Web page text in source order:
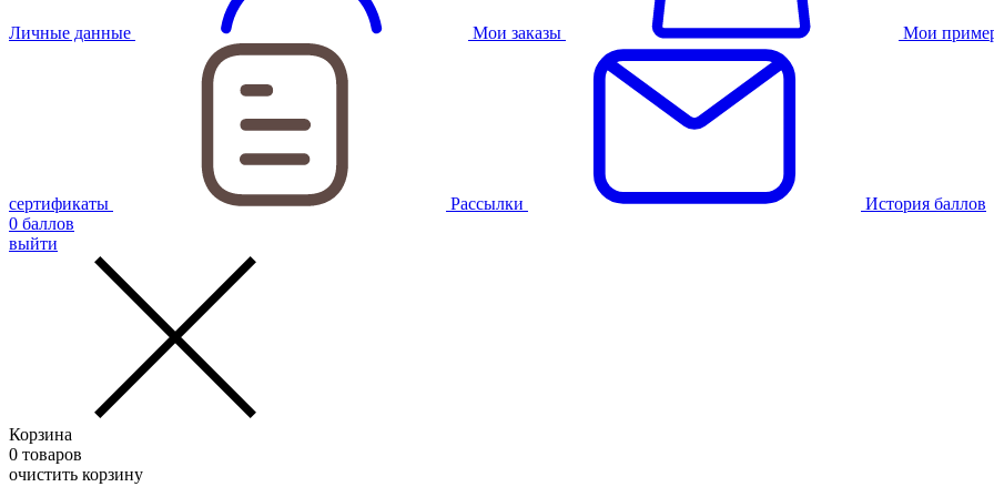
Личные данные Мои заказы Мои
сертификаты Рассылки
История баллов
0 баллов
выйти
Корзина
0 товаров
очистить корзину